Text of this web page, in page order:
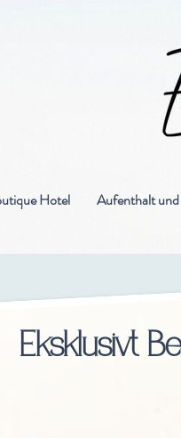
Hotel Aufenthalt
Eksklusivt